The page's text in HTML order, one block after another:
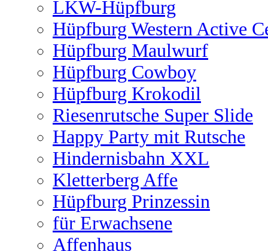
LKW-Hüpfburg
Hüpfburg Western Active
Hüpfburg Maulwurf
Hüpfburg Cowboy
Hüpfburg Krokodil
Riesenrutsche Super Slide
Happy Party mit Rutsche
Hindernisbahn XXL
Kletterberg Affe
Hüpfburg Prinzessin
für Erwachsene
Affenhaus